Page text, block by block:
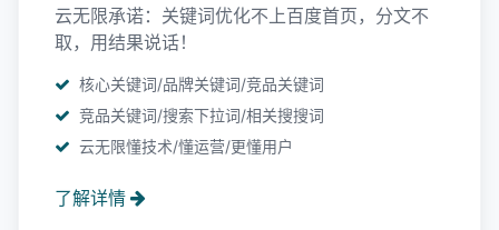
云无限承诺：关键词优化不上百度首页，分文不
取，用结果说话！
核心关键词/品牌关键词/竞品关键词
竞品关键词/搜索下拉词/相关搜搜词
云无限懂技术/懂运营/更懂用户
了解详情